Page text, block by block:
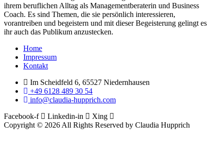
ihrem beruflichen Alltag als Managementberaterin und Business
Coach. Es sind Themen, die sie persönlich interessieren,
vorantreiben und begeistern und mit dieser Begeisterung gelingt es
ihr auch das Publikum anzustecken.
Menu
Home
Impressum
Kontakt
Im Scheidfeld 6, 65527 Niedernhausen
+49 6128 489 30 54
info@claudia-hupprich.com
Facebook-f
Linkedin-in
Xing
Copyright © 2026 All Rights Reserved by Claudia Hupprich